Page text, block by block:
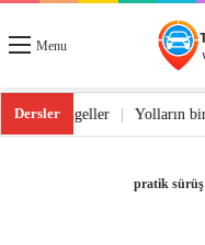
Menu
Dersler
Yoldaki engeller Yolların
pratik sürüş